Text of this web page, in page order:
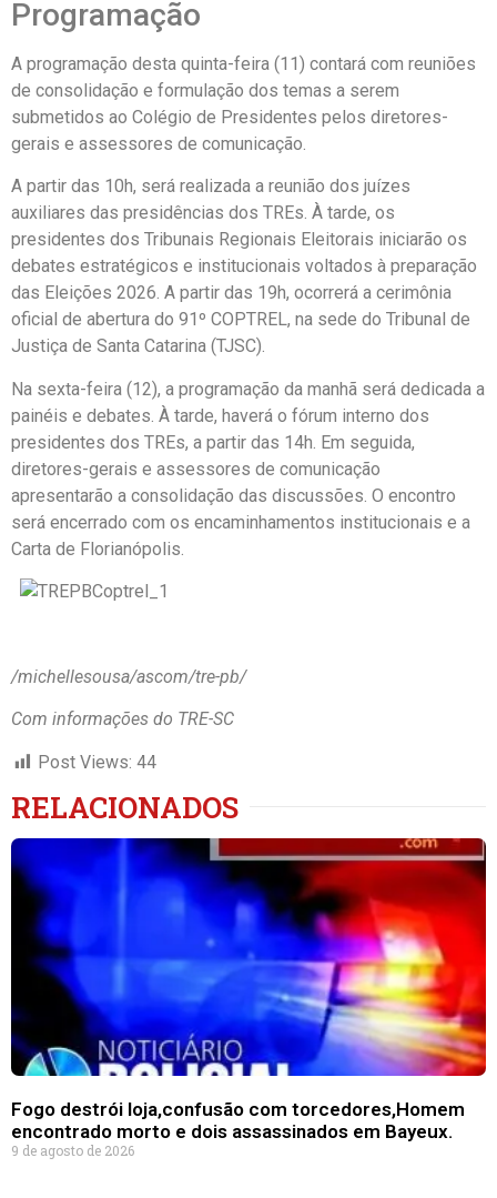
Programação
A programação desta quinta-feira (11) contará com reuniões
de consolidação e formulação dos temas a serem
submetidos ao Colégio de Presidentes pelos diretores-
gerais e assessores de comunicação.
A partir das 10h, será realizada a reunião dos juízes
auxiliares das presidências dos TREs. À tarde, os
presidentes dos Tribunais Regionais Eleitorais iniciarão os
debates estratégicos e institucionais voltados à preparação
das Eleições 2026. A partir das 19h, ocorrerá a cerimônia
oficial de abertura do 91º COPTREL, na sede do Tribunal de
Justiça de Santa Catarina (TJSC).
Na sexta-feira (12), a programação da manhã será dedicada a
painéis e debates. À tarde, haverá o fórum interno dos
presidentes dos TREs, a partir das 14h. Em seguida,
diretores-gerais e assessores de comunicação
apresentarão a consolidação das discussões. O encontro
será encerrado com os encaminhamentos institucionais e a
Carta de Florianópolis.
/michellesousa/ascom/tre-pb/
Com informações do TRE-SC
Post Views: 44
RELACIONADOS
Fogo destrói loja,confusão com torcedores,Homem
encontrado morto e dois assassinados em Bayeux.
9 de agosto de 2026